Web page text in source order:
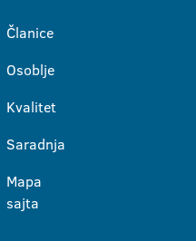
Članice
Osoblje
Kvalitet
Saradnja
Mapa
sajta